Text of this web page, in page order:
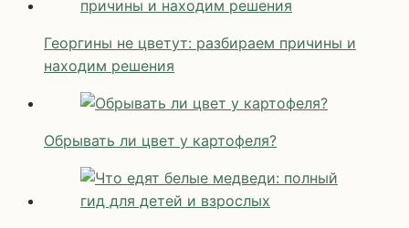
Георгины не цветут: разбираем причины и
находим решения
Обрывать ли цвет у картофеля?